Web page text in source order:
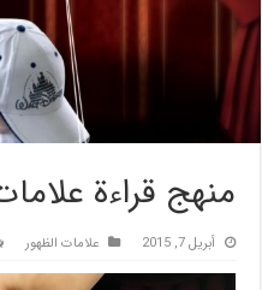
منهج قراءة
أبريل 7, 2015 علامات الظهور